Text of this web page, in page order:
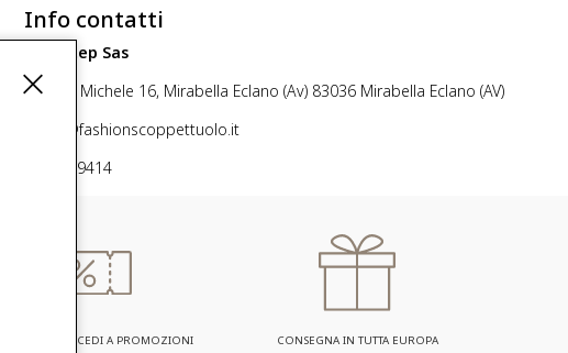
Info contatti
First step Sas
Via San Michele 16, Mirabella Eclano (Av) 83036 Mirabella Eclano (AV)
ordini@fashionscoppettuolo.it
0825449414
ISCRIVITI ED ACCEDI A PROMOZIONI
CONSEGNA IN TUTTA EUROPA